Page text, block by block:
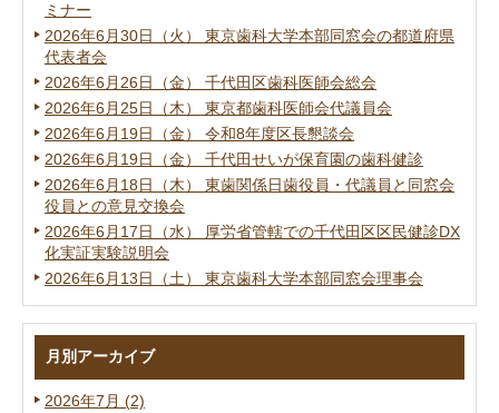
ミナー
2026年6月30日（火） 東京歯科大学本部同窓会の都道府県
代表者会
2026年6月26日（金） 千代田区歯科医師会総会
2026年6月25日（木） 東京都歯科医師会代議員会
2026年6月19日（金） 令和8年度区長懇談会
2026年6月19日（金） 千代田せいが保育園の歯科健診
2026年6月18日（木） 東歯関係日歯役員・代議員と同窓会
役員との意見交換会
2026年6月17日（水） 厚労省管轄での千代田区区民健診DX
化実証実験説明会
2026年6月13日（土） 東京歯科大学本部同窓会理事会
月別アーカイブ
2026年7月 (2)